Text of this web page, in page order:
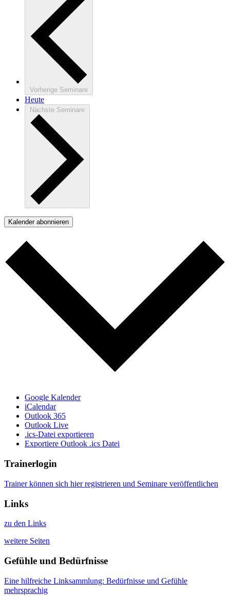
Vorherige Seminare
Heute
Nächste Seminare
Kalender abonnieren
Google Kalender
iCalendar
Outlook 365
Outlook Live
.ics-Datei exportieren
Exportiere Outlook .ics Datei
Trainerlogin
Trainer können sich hier registrieren und Seminare veröffentlichen
Links
zu den Links
weitere Seiten
Gefühle und Bedürfnisse
Eine hilfreiche Linksammlung: Bedürfnisse und Gefühle
mehrsprachig